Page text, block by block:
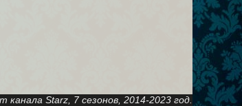
Starz, 7 сезонов, 2014-2023 год.